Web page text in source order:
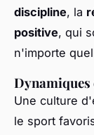
discipline, la
positive, qui
n'importe
Une culture
le sport